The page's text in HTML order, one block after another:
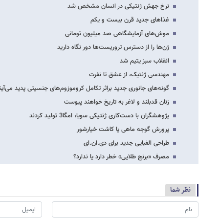
نرخ جهش ژنتیکی در انسان مشخص شد
غذاهای جدید قرن بیست و یکم
موش‌های آزمایشگاهی صد میلیون تومانی
ژن‌ها را از دسترس تروریست‌ها دور نگاه دارید
انقلاب سبز یتیم شد
مهندسی ژنتیک، از عشق تا نفرت
گونه‌های جانوری جدید براثر تکامل کروموزوم‌های جنسیتی پدید
زنان قدبلند و لاغر به تاریخ خواهند پیوست
پژوهشگران با دست‌کاری ژنتیکی سویا، امگا3 تولید کردند
پرورش گوجه ماهی یا کاشت خیارشور
طراحی الفبایی جدید برای دی.ان.ای
مصرف «برنج طلایی» خطر دارد یا ندارد؟
نظر شما